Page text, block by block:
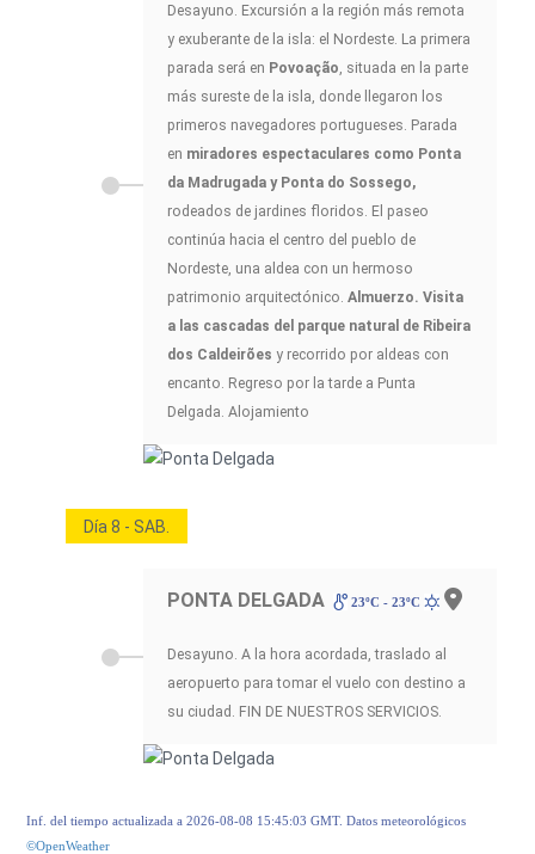
Desayuno. Excursión a la región más remota
y exuberante de la isla: el Nordeste. La primera
parada será en Povoação, situada en la parte
más sureste de la isla, donde llegaron los
primeros navegadores portugueses. Parada
en miradores espectaculares como Ponta
da Madrugada y Ponta do Sossego,
rodeados de jardines floridos. El paseo
continúa hacia el centro del pueblo de
Nordeste, una aldea con un hermoso
patrimonio arquitectónico. Almuerzo. Visita
a las cascadas del parque natural de Ribeira
dos Caldeirões y recorrido por aldeas con
encanto. Regreso por la tarde a Punta
Delgada. Alojamiento
Día 8 - SAB.
PONTA DELGADA 23ºC - 23ºC
Desayuno. A la hora acordada, traslado al
aeropuerto para tomar el vuelo con destino a
su ciudad. FIN DE NUESTROS SERVICIOS.
Inf. del tiempo actualizada a 2026-08-08 15:45:03 GMT. Datos meteorológicos
©OpenWeather